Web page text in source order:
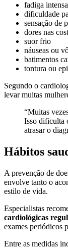
fadiga
dificuldade
sensação de
dores nas
suor frio
náuseas ou
batimentos
tontura ou
Segundo o
levar muitas
“Muitas
Isso dificulta
atrasar o
Hábitos
A prevenção de
envolve tanto o
estilo de vida.
Especialistas
cardiológicas
exames periódicos
Entre as medidas